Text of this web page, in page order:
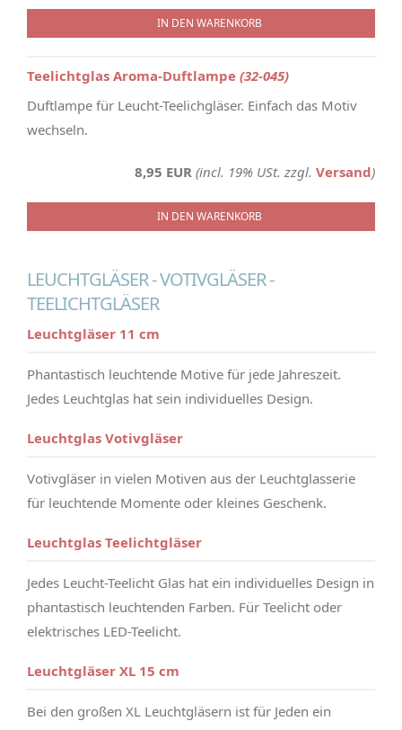
IN DEN WARENKORB
Teelichtglas Aroma-Duftlampe (32-045)
Duftlampe für Leucht-Teelichgläser. Einfach das Motiv
wechseln.
8,95 EUR (incl. 19% USt. zzgl. Versand)
IN DEN WARENKORB
LEUCHTGLÄSER - VOTIVGLÄSER -
TEELICHTGLÄSER
Leuchtgläser 11 cm
Phantastisch leuchtende Motive für jede Jahreszeit.
Jedes Leuchtglas hat sein individuelles Design.
Leuchtglas Votivgläser
Votivgläser in vielen Motiven aus der Leuchtglasserie
für leuchtende Momente oder kleines Geschenk.
Leuchtglas Teelichtgläser
Jedes Leucht-Teelicht Glas hat ein individuelles Design in
phantastisch leuchtenden Farben. Für Teelicht oder
elektrisches LED-Teelicht.
Leuchtgläser XL 15 cm
Bei den großen XL Leuchtgläsern ist für Jeden ein